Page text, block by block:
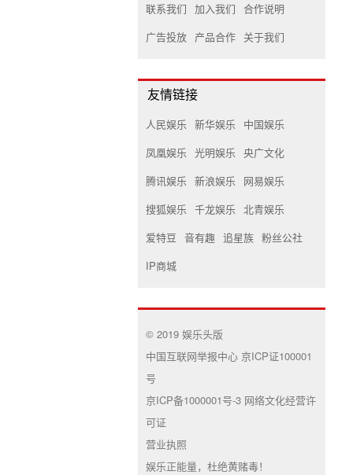
联系我们 加入我们 合作说明
广告投放 产品合作 关于我们
友情链接
人民娱乐 新华娱乐
中国娱乐
凤凰娱乐 光明娱乐 央广文化
腾讯娱乐 新浪娱乐
网易娱乐
搜狐娱乐 千龙娱乐 北青娱乐
爱特豆 音有趣 追星族 粉丝公社
IP商城
© 2019 娱乐头版
中国互联网举报中心 京ICP证100001
号
京ICP备1000001号-3 网络文化经营许
可证
营业执照
娱乐正能量，杜绝黄赌毒！